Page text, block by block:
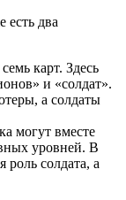
два
карт. Здесь
и «солдат».
а солдаты
могут вместе
уровней. В
роль солдата, а